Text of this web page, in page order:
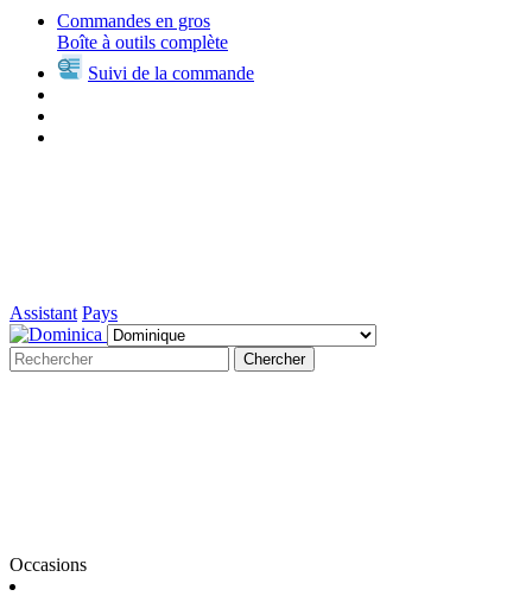
Commandes en gros
Boîte à outils complète
Suivi de la commande
Assistant Pays
Chercher
Occasions